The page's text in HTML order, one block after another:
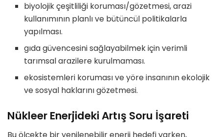
biyolojik çeşitliliği koruması/gözetmesi, arazi
kullanımının planlı ve bütüncül politikalarla
yapılması.
gıda güvencesini sağlayabilmek için verimli
tarımsal arazilere kurulmaması.
ekosistemleri koruması ve yöre insanının ekolojik
ve sosyal haklarını gözetmesi.
Nükleer Enerjideki Artış Soru İşareti